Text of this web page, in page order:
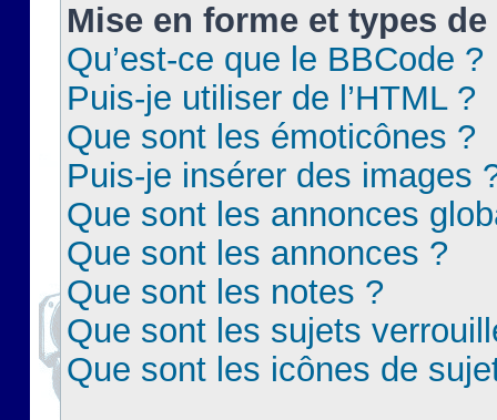
Mise en forme et types
Qu’est-ce que le BBCode ?
Puis-je utiliser de l’HTML ?
Que sont les émoticônes ?
Puis-je insérer des images
Que sont les annonces
Que sont les annonces ?
Que sont les notes ?
Que sont les sujets
Que sont les icônes de